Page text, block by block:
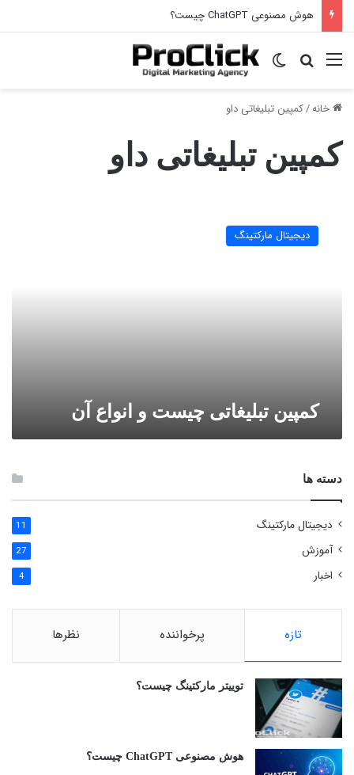
هوش مصنوعی ChatGPT چیست؟
منو جستجو برایتغییر پوسته
خانه/کمپین تبلیغاتی داو
کمپین تبلیغاتی داو
تبلیغاتی
چیستدیجیتال مارکتینگ
کمپین تبلیغاتی چیست و انواع آن
دسته ها
دیجیتال مارکتینگ 11
آموزش 27
اخبار 4
تازه پرخواننده نظرها
توییتر مارکتینگ چیست؟
هوش مصنوعی ChatGPT چیست؟